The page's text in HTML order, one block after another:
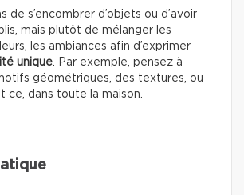
de s’encombrer d’objets ou d’avoir
mais plutôt de mélanger les
les ambiances afin d’exprimer
unique . Par exemple, pensez à
géométriques, des textures, ou
ce, dans toute la maison.